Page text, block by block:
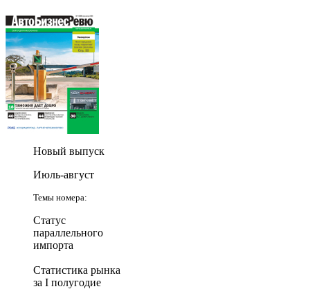
Новый выпуск
Июль-август
Темы номера:
Статус
параллельного
импорта
Статистика рынка
за I полугодие